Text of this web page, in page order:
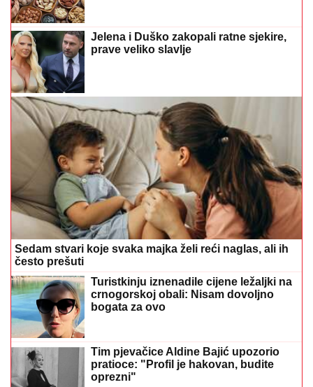
Jelena i Duško zakopali ratne sjekire,
prave veliko slavlje
Sedam stvari koje svaka majka želi reći naglas, ali ih
često prešuti
Turistkinju iznenadile cijene ležaljki na
crnogorskoj obali: Nisam dovoljno
bogata za ovo
Tim pjevačice Aldine Bajić upozorio
pratioce: "Profil je hakovan, budite
oprezni"